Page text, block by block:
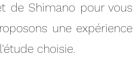
de Shimano pour vous
une expérience
choisie.